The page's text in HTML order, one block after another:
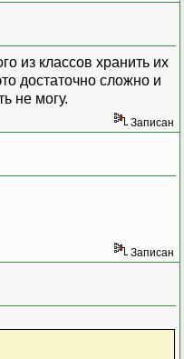
из классов хранить их
достаточно сложно и
не могу.
Записан
Записан